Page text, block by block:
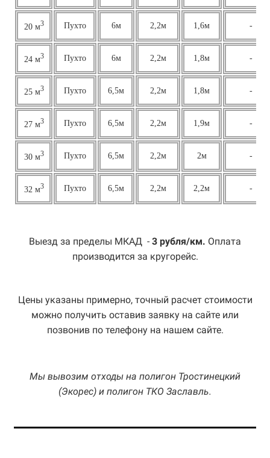
20 м3 Пухто 6м 2,2м 1,6м -
24 м3 Пухто 6м 2,2м 1,8м -
25 м3 Пухто 6,5м 2,2м 1,8м -
27 м3 Пухто 6,5м 2,2м 1,9м -
30 м3 Пухто 6,5м 2,2м 2м -
32 м3 Пухто 6,5м 2,2м 2,2м -
Выезд за пределы МКАД - 3 рубля/км. Оплата
производится за кругорейс.
Цены указаны примерно, точный расчет стоимости
можно получить оставив заявку на сайте или
позвонив по телефону на нашем сайте.
Мы вывозим отходы на полигон Тростинецкий
(Экорес) и полигон ТКО Заславль.